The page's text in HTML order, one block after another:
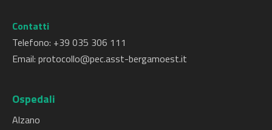
Contatti
Telefono: +39 035 306 111
Email: protocollo@pec.asst-bergamoest.it
Ospedali
Alzano